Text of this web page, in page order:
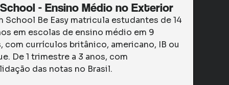
- Ensino Médio no Exterior
School Be Easy matricula estudantes de 14
em escolas de ensino médio em 9
com currículos britânico, americano, IB ou
De 1 trimestre a 3 anos, com
das notas no Brasil.